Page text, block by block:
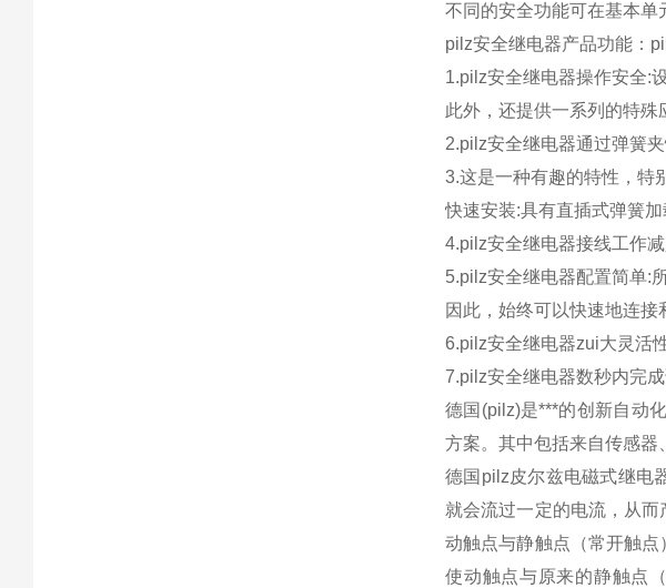
不同的安全功能可在基本单
pilz安全继电器产品功能：
1.pilz安全继电器操作安全:
此外，还提供一系列的特殊
2.pilz安全继电器通过弹簧
3.这是一种有趣的特性，特
快速安装:具有直插式弹簧加
4.pilz安全继电器接线工作
5.pilz安全继电器配置简单:
因此，始终可以快速地连
6.pilz安全继电器zui大灵活
7.pilz安全继电器数秒内完
德国(pilz)是***的创新自动
方案。其中包括来自传感器
德国pilz皮尔兹电磁式继电
就会流过一定的电流，从
动触点与静触点（常开触点
使动触点与原来的静触点